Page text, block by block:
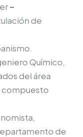
–
de
Químico,
del área
compuesto
de